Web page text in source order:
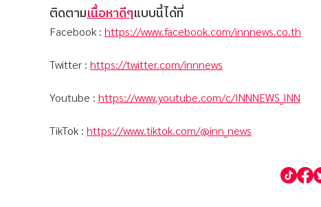
ติดตามเนื้อหาดีๆแบบนี้ได้ที่
Facebook : https://www.facebook.com/innnews.co.th
Twitter : https://twitter.com/innnews
Youtube : https://www.youtube.com/c/INNNEWS_INN
TikTok : https://www.tiktok.com/@inn_news